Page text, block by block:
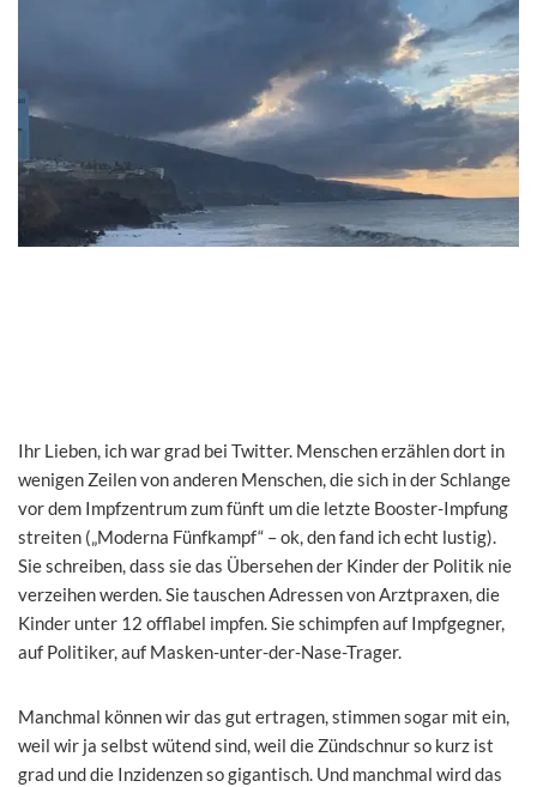
Ihr Lieben, ich war grad bei Twitter. Menschen erzählen dort in
wenigen Zeilen von anderen Menschen, die sich in der Schlange
vor dem Impfzentrum zum fünft um die letzte Booster-Impfung
streiten („Moderna Fünfkampf“ – ok, den fand ich echt lustig).
Sie schreiben, dass sie das Übersehen der Kinder der Politik nie
verzeihen werden. Sie tauschen Adressen von Arztpraxen, die
Kinder unter 12 offlabel impfen. Sie schimpfen auf Impfgegner,
auf Politiker, auf Masken-unter-der-Nase-Trager.
Manchmal können wir das gut ertragen, stimmen sogar mit ein,
weil wir ja selbst wütend sind, weil die Zündschnur so kurz ist
grad und die Inzidenzen so gigantisch. Und manchmal wird das